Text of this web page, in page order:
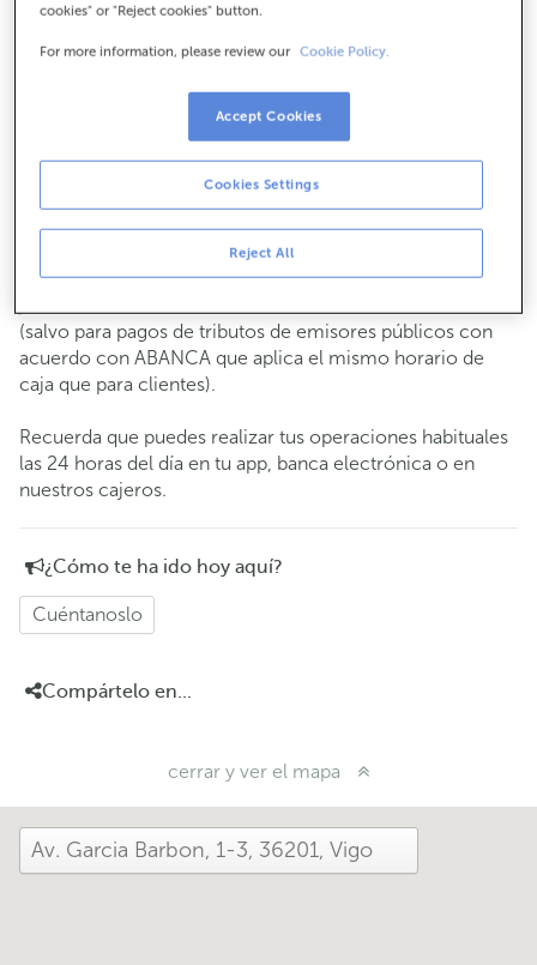
Gestiones comerciales
8:15 a 14:00.
cita previay te atenderemos el día y hora
Operaciones con efectivo
Clientes: de lunes a viernes de 8:15 a 11:00
Si no eres cliente, el horario de caja será losmartes y
(salvo para pagos de tributos de emisores públicos con
acuerdo con ABANCA que aplica el mismo horario de
caja que para clientes).
Recuerda que puedes realizar tus operaciones habituales
las 24 horas del día en tu app, banca electrónica o en
nuestros cajeros.
¿Cómo te ha ido hoy aquí?
Cuéntanoslo
Compártelo en...
cerrar y ver el mapa
cookies" or "Reject cookies" button.
For more information, please review our Cookie Policy.
Reject All
Cookies Settings
Accept Cookies